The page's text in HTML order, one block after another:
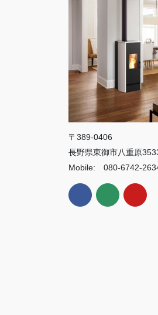
〒389-0406
長野県東御市八重原
Mobile: 080-6742-